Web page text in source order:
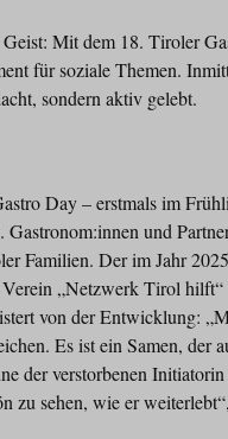
Mit dem 18. Tiroler
für soziale Themen.
sondern aktiv gelebt.
Day – erstmals im
und
Familien. Der im Jahr
„Netzwerk Tirol
von der Entwicklung:
Es ist ein Samen, der
der verstorbenen
zu sehen, wie er